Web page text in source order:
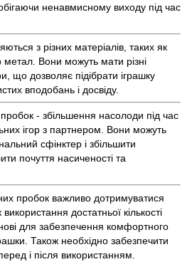
ненавмисному виходу під час
з різних матеріалів, таких як
метал. Вони можуть мати різні
що дозволяє підібрати іграшку
вподобань і досвіду.
- збільшення насолоди під час
ігор з партнером. Вони можуть
сфінктер і збільшити
почуття насиченості та
пробок важливо дотримуватися
достатньої кількості
для забезпечення комфортного
Також необхідно забезпечити
і після використанням.